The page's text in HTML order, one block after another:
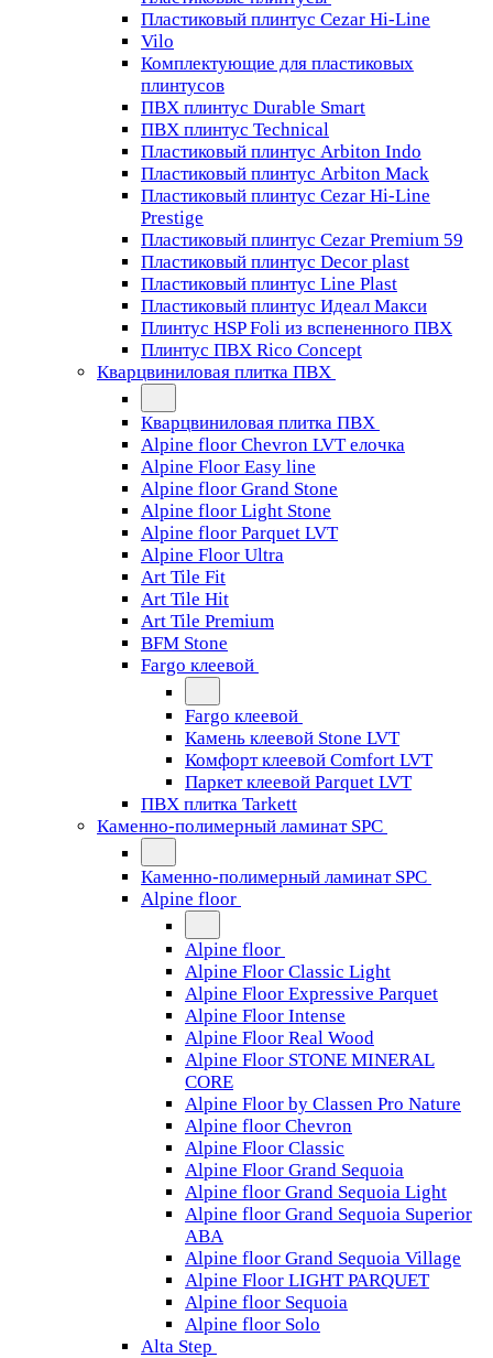
Пластиковый плинтус Cezar Hi-Line
Vilo
Комплектующие для пластиковых
плинтусов
ПВХ плинтус Durable Smart
ПВХ плинтус Technical
Пластиковый плинтус Arbiton Indo
Пластиковый плинтус Arbiton Mack
Пластиковый плинтус Cezar Hi-Line
Prestige
Пластиковый плинтус Cezar Premium 59
Пластиковый плинтус Decor plast
Пластиковый плинтус Line Plast
Пластиковый плинтус Идеал Макси
Плинтус HSP Foli из вспененного ПВХ
Плинтус ПВХ Rico Concept
Кварцвиниловая плитка ПВХ
Кварцвиниловая плитка ПВХ
Alpine floor Chevron LVT елочка
Alpine Floor Easy line
Alpine floor Grand Stone
Alpine floor Light Stone
Alpine floor Parquet LVT
Alpine Floor Ultra
Art Tile Fit
Art Tile Hit
Art Tile Premium
BFM Stone
Fargo клеевой
Fargo клеевой
Камень клеевой Stone LVT
Комфорт клеевой Comfort LVT
Паркет клеевой Parquet LVT
ПВХ плитка Tarkett
Каменно-полимерный ламинат SPC
Каменно-полимерный ламинат SPC
Alpine floor
Alpine floor
Alpine Floor Classic Light
Alpine Floor Expressive Parquet
Alpine Floor Intense
Alpine Floor Real Wood
Alpine Floor STONE MINERAL
CORE
Alpine Floor by Classen Pro Nature
Alpine floor Chevron
Alpine Floor Classic
Alpine Floor Grand Sequoia
Alpine floor Grand Sequoia Light
Alpine floor Grand Sequoia Superior
ABA
Alpine floor Grand Sequoia Village
Alpine Floor LIGHT PARQUET
Alpine floor Sequoia
Alpine floor Solo
Alta Step